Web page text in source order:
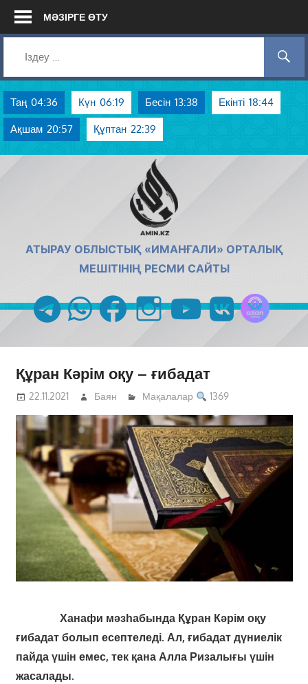
Skip
МӘЗІРГЕ ӨТУ
Таң 04:36 Күн 06:19 Бесін 13:38 Екінті 18:44
Ақшам 20:57 Құптан 22:39
АТЫРАУ ОБЛЫСТЫҚ «ИМАНҒАЛИ» ОРТАЛЫҚ
МЕШІТІНІҢ РЕСМИ САЙТЫ
telegramwhatsappfacebookinstagramyoutubevk
Құран Кәрім оқу – ғибадат
22.11.2021 Баян Мақалалар 1369
Ханафи мәзһабында Құран Кәрім оқу
ғибадат болып есептеледі. Ал, ғибадат дүниелік
пайда үшін емес, тек қана Алла Ризалығы үшін
жасалады.